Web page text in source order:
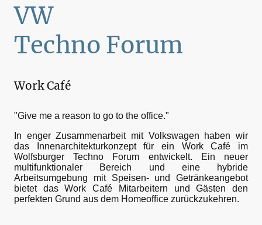
VW
Techno Forum
Work Café
"Give me a reason to go to the office."
In enger Zusammenarbeit mit Volkswagen haben wir
das Innenarchitekturkonzept für ein Work Café im
Wolfsburger Techno Forum entwickelt. Ein neuer
multifunktionaler Bereich und eine hybride
Arbeitsumgebung mit Speisen- und Getränkeangebot
bietet das Work Café Mitarbeitern und Gästen den
perfekten Grund aus dem Homeoffice zurückzukehren.